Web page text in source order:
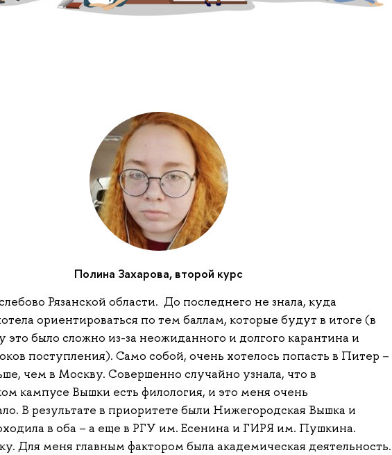
Полина Захарова, второй курс
Рязанской области. До последнего не знала, куда
ориентироваться по тем баллам, которые будут в итоге (в
это было сложно из-за неожиданного и долгого карантина и
поступления). Само собой, очень хотелось попасть в Питер –
чем в Москву. Совершенно случайно узнала, что в
кампусе Вышки есть филология, и это меня очень
В результате в приоритете были Нижегородская Вышка и
в оба – а еще в РГУ им. Есенина и ГИРЯ им. Пушкина.
Для меня главным фактором была академическая деятельность.